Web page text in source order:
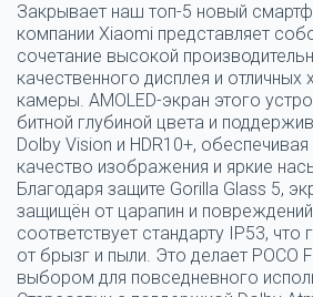
Закрывает наш топ-5 новый
компании Xiaomi представляет
сочетание высокой
качественного дисплея и отличных
камеры. AMOLED-экран этого
битной глубиной цвета и
Dolby Vision и HDR10+,
качество изображения и яркие
Благодаря защите Gorilla Glass 5,
защищён от царапин и
соответствует стандарту IP53, что
от брызг и пыли. Это делает POCO
выбором для повседневного